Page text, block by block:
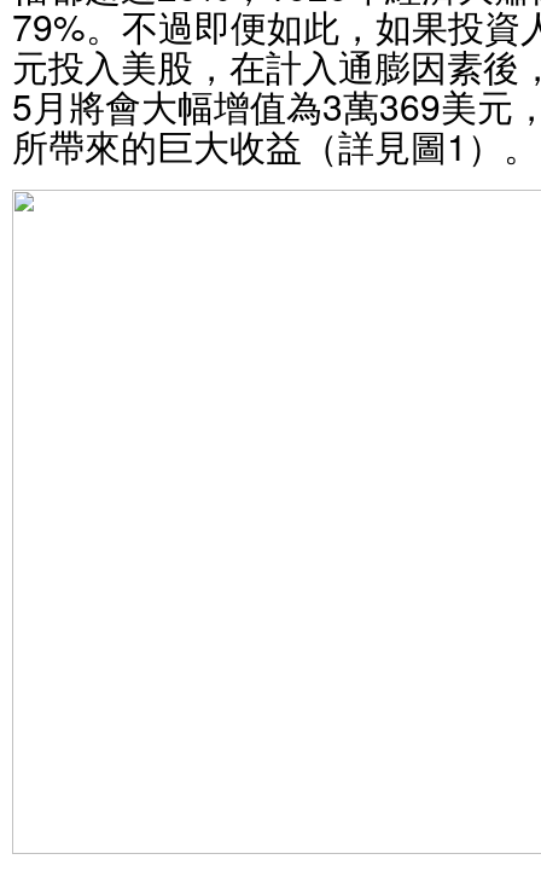
79%。不過即便如此，如果投資
元投入美股，在計入通膨因素後
5月將會大幅增值為3萬369美元
所帶來的巨大收益（詳見圖1）。